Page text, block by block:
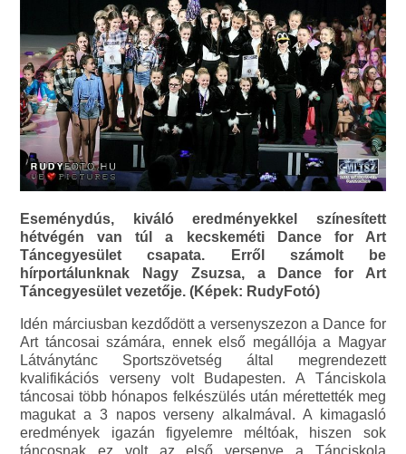
Eseménydús, kiváló eredményekkel színesített
hétvégén van túl a kecskeméti Dance for Art
Táncegyesület csapata. Erről számolt be
hírportálunknak Nagy Zsuzsa, a Dance for Art
Táncegyesület vezetője. (Képek: RudyFotó)
Idén márciusban kezdődött a versenyszezon a Dance for
Art táncosai számára, ennek első megállója a Magyar
Látványtánc Sportszövetség által megrendezett
kvalifikációs verseny volt Budapesten. A Tánciskola
táncosai több hónapos felkészülés után mérettették meg
magukat a 3 napos verseny alkalmával. A kimagasló
eredmények igazán figyelemre méltóak, hiszen sok
táncosnak ez volt az első versenye a Tánciskola